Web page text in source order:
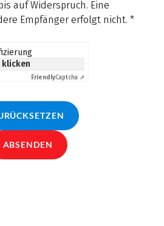
auf Widerspruch. Eine
Empfänger erfolgt nicht. *
klicken
FriendlyCaptcha ⇗
ABSENDEN